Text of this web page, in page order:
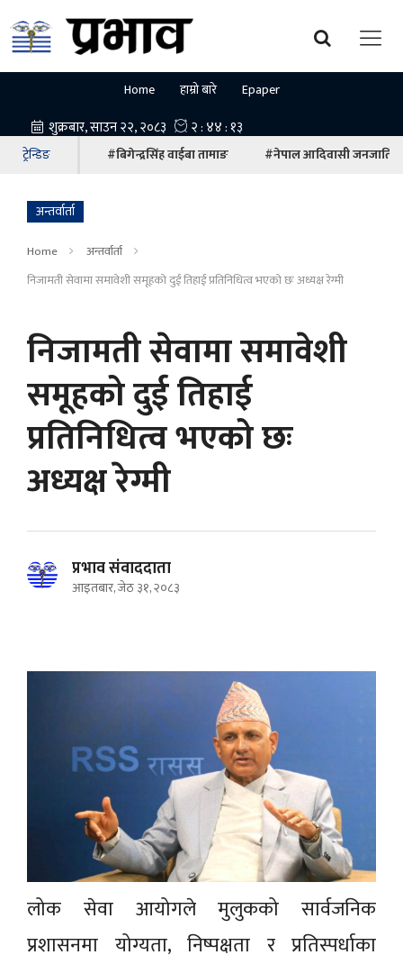
Home हाम्रो बारे Epaper
ट्रेन्डिङ #बिगेन्द्रसिंह वाईबा तामाङ #नेपाल आदिवासी जनजाति
अन्तर्वार्ता
Home
अन्तर्वार्ता
निजामती सेवामा समावेशी समूहको दुई तिहाई प्रतिनिधित्व भएको छः अध्यक्ष रेग्मी
निजामती सेवामा समावेशी
समूहको दुई तिहाई
प्रतिनिधित्व भएको छः
अध्यक्ष रेग्मी
प्रभाव संवाददाता
आइतबार, जेठ ३१, २०८३
लोक सेवा आयोगले मुलुकको सार्वजनिक
प्रशासनमा योग्यता, निष्पक्षता र प्रतिस्पर्धाका